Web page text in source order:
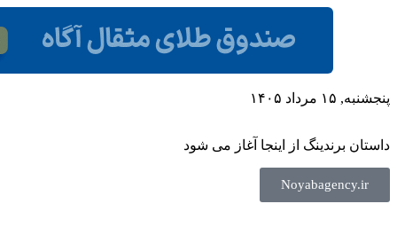
پنجشنبه, ۱۵ مرداد ۱۴۰۵
داستان برندینگ از اینجا آغاز می شود
Noyabagency.ir